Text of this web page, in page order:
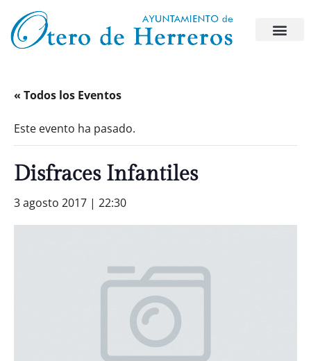
« Todos los Eventos
Este evento ha pasado.
Disfraces Infantiles
3 agosto 2017 | 22:30